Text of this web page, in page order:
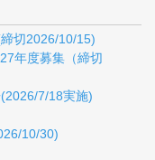
切2026/10/15)
年度募集（締切
7/18実施)
10/30)